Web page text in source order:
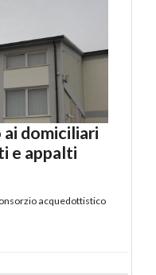
domiciliari
e appalti
acquedottistico